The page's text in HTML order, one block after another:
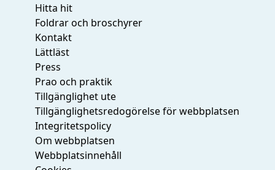
Hitta hit
Foldrar och broschyrer
Kontakt
Lättläst
Press
Prao och praktik
Tillgänglighet ute
Tillgänglighetsredogörelse för webbplatsen
Integritetspolicy
Om webbplatsen
Webbplatsinnehåll